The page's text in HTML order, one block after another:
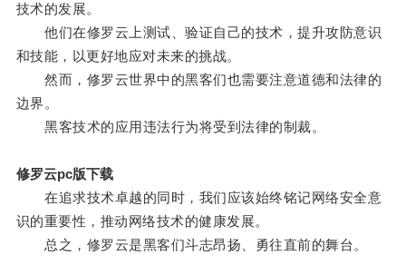
技术的发展。
他们在修罗云上测试、验证自己的技术，提升攻防意识
和技能，以更好地应对未来的挑战。
然而，修罗云世界中的黑客们也需要注意道德和法律的
边界。
黑客技术的应用违法行为将受到法律的制裁。
修罗云pc版下载
在追求技术卓越的同时，我们应该始终铭记网络安全意
识的重要性，推动网络技术的健康发展。
总之，修罗云是黑客们斗志昂扬、勇往直前的舞台。